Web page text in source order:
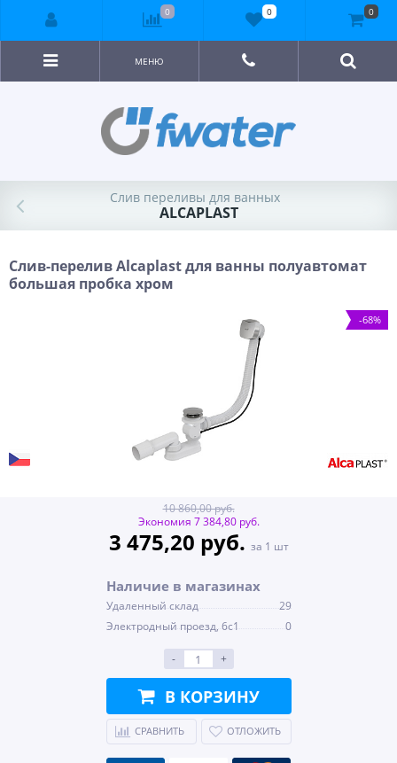
МЕНЮ
Слив переливы для ванных
ALCAPLAST
Слив-перелив Alcaplast для ванны полуавтомат
большая пробка хром
-68%
10 860,00 руб.
Экономия 7 384,80 руб.
3 475,20 руб. за 1 шт
Наличие в магазинах
Удаленный склад
29
Электродный проезд, 6с1
0
- +
В КОРЗИНУ
СРАВНИТЬ ОТЛОЖИТЬ
0 0 0